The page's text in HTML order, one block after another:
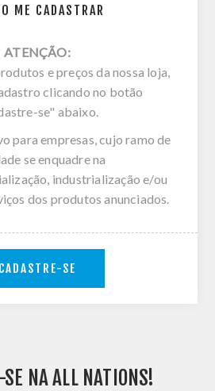
ME CADASTRAR
ATENÇÃO:
e preços da nossa loja,
clicando no botão
se" abaixo.
para empresas, cujo ramo de
se enquadre na
industrialização e/ou
dos produtos anunciados.
CADASTRE-SE
NA ALL NATIONS!